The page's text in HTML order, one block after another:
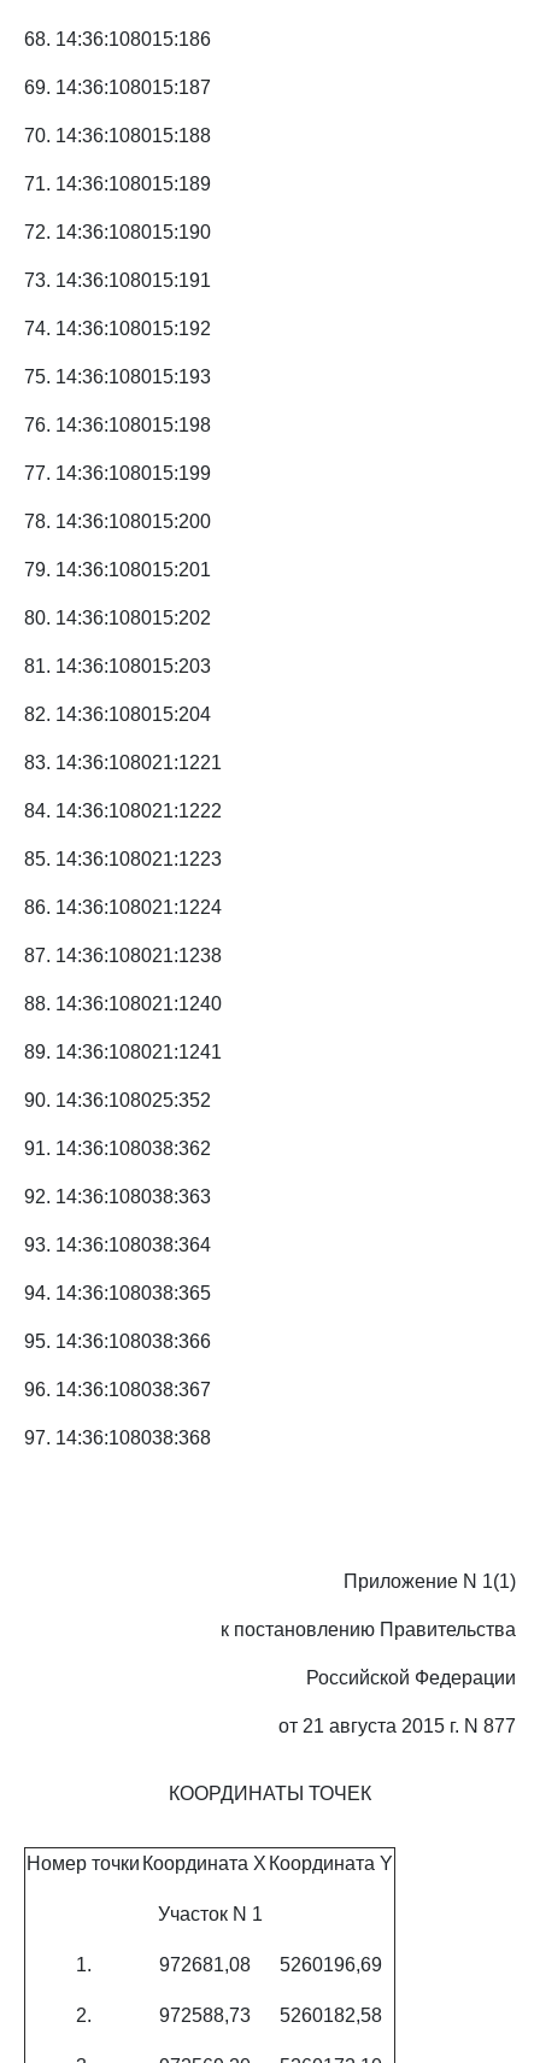
68. 14:36:108015:186
69. 14:36:108015:187
70. 14:36:108015:188
71. 14:36:108015:189
72. 14:36:108015:190
73. 14:36:108015:191
74. 14:36:108015:192
75. 14:36:108015:193
76. 14:36:108015:198
77. 14:36:108015:199
78. 14:36:108015:200
79. 14:36:108015:201
80. 14:36:108015:202
81. 14:36:108015:203
82. 14:36:108015:204
83. 14:36:108021:1221
84. 14:36:108021:1222
85. 14:36:108021:1223
86. 14:36:108021:1224
87. 14:36:108021:1238
88. 14:36:108021:1240
89. 14:36:108021:1241
90. 14:36:108025:352
91. 14:36:108038:362
92. 14:36:108038:363
93. 14:36:108038:364
94. 14:36:108038:365
95. 14:36:108038:366
96. 14:36:108038:367
97. 14:36:108038:368
Приложение N 1(1)
к постановлению Правительства
Российской Федерации
от 21 августа 2015 г. N 877
КООРДИНАТЫ ТОЧЕК
Номер точки Координата X Координата Y
Участок N 1
1. 972681,08 5260196,69
2. 972588,73 5260182,58